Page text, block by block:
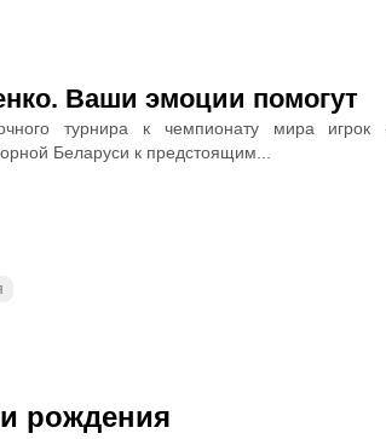
Ваши эмоции помогут
турнира к чемпионату мира
Беларуси к предстоящим...
рождения